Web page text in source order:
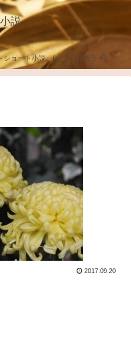
説
ョート小説。(ちょっとホラー)
2017.09.20